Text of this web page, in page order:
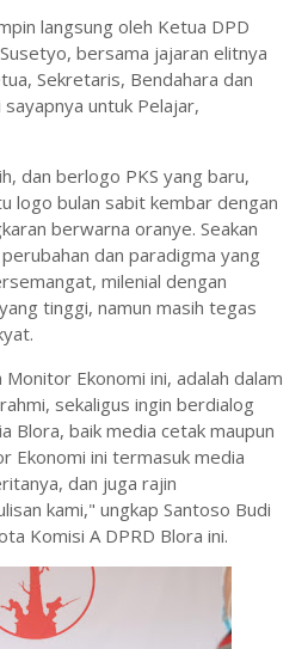
langsung oleh Ketua DPD
bersama jajaran elitnya
Sekretaris, Bendahara dan
untuk Pelajar,
dan berlogo PKS yang baru,
logo bulan sabit kembar dengan
berwarna oranye. Seakan
dan paradigma yang
milenial dengan
tinggi, namun masih tegas
Ekonomi ini, adalah dalam
sekaligus ingin berdialog
Blora, baik media cetak maupun
Ekonomi ini termasuk media
dan juga rajin
kami," ungkap Santoso Budi
Komisi A DPRD Blora ini.